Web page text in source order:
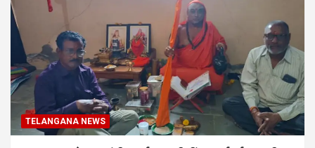
TELANGANA NEWS